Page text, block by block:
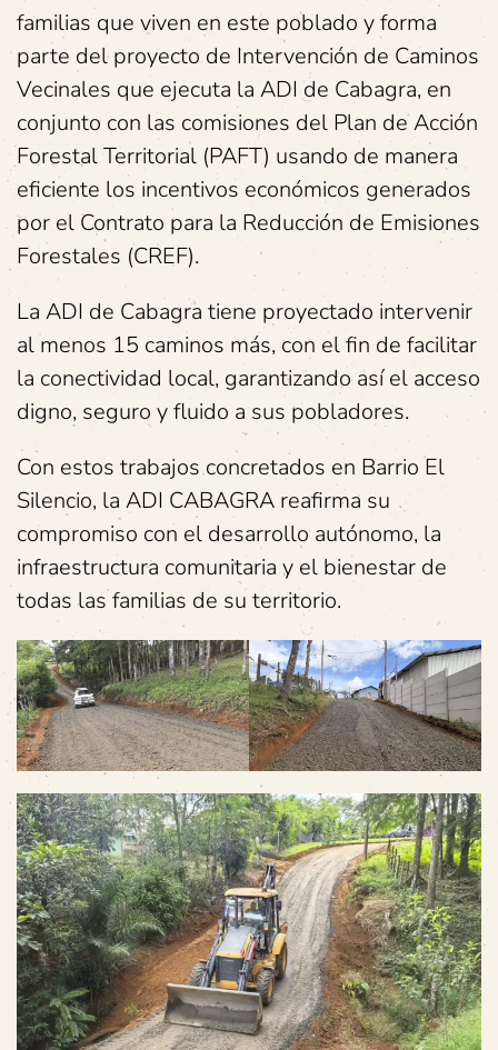
familias que viven en este poblado y forma
parte del proyecto de Intervención de Caminos
Vecinales que ejecuta la ADI de Cabagra, en
conjunto con las comisiones del Plan de Acción
Forestal Territorial (PAFT) usando de manera
eficiente los incentivos económicos generados
por el Contrato para la Reducción de Emisiones
Forestales (CREF).
La ADI de Cabagra tiene proyectado intervenir
al menos 15 caminos más, con el fin de facilitar
la conectividad local, garantizando así el acceso
digno, seguro y fluido a sus pobladores.
Con estos trabajos concretados en Barrio El
Silencio, la ADI CABAGRA reafirma su
compromiso con el desarrollo autónomo, la
infraestructura comunitaria y el bienestar de
todas las familias de su territorio.